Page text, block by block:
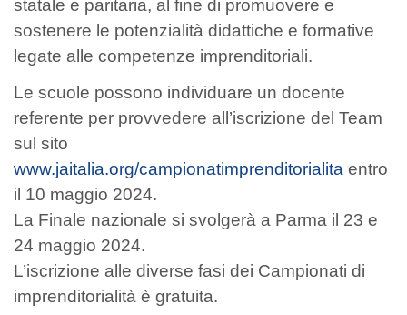
statale e paritaria, al fine di promuovere e
sostenere le potenzialità didattiche e formative
legate alle competenze imprenditoriali.
Le scuole possono individuare un docente
referente per provvedere all’iscrizione del Team
sul sito
www.jaitalia.org/campionatimprenditorialita entro
il 10 maggio 2024.
La Finale nazionale si svolgerà a Parma il 23 e
24 maggio 2024.
L’iscrizione alle diverse fasi dei Campionati di
imprenditorialità è gratuita.